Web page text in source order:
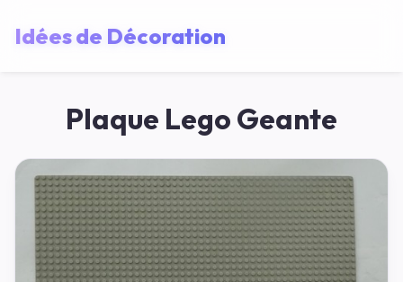
Idées de Décoration
Plaque Lego Geante